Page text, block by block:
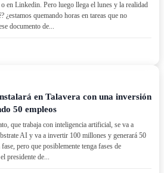
en Linkedin. Pero luego llega el lunes y la realidad
¿estamos quemando horas en tareas que no
documento de...
en Talavera con una inversión
50 empleos
que trabaja con inteligencia artificial, se va a
AI y va a invertir 100 millones y generará 50
pero que posiblemente tenga fases de
presidente de...